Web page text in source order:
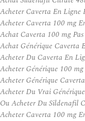
Acheter Caverta En Ligne
Acheter Caverta 100 mg
Achat Caverta 100 mg
Achat Générique Caverta
Acheter Du Caverta En
Acheter Générique 100
Acheter Générique
Acheter Du Vrai
Ou Acheter Du Sildenafil
Acheter Caverta 100 mg